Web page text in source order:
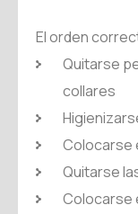
El orden
Quitarse
collares
Colocarse
Quitarse
Colocarse